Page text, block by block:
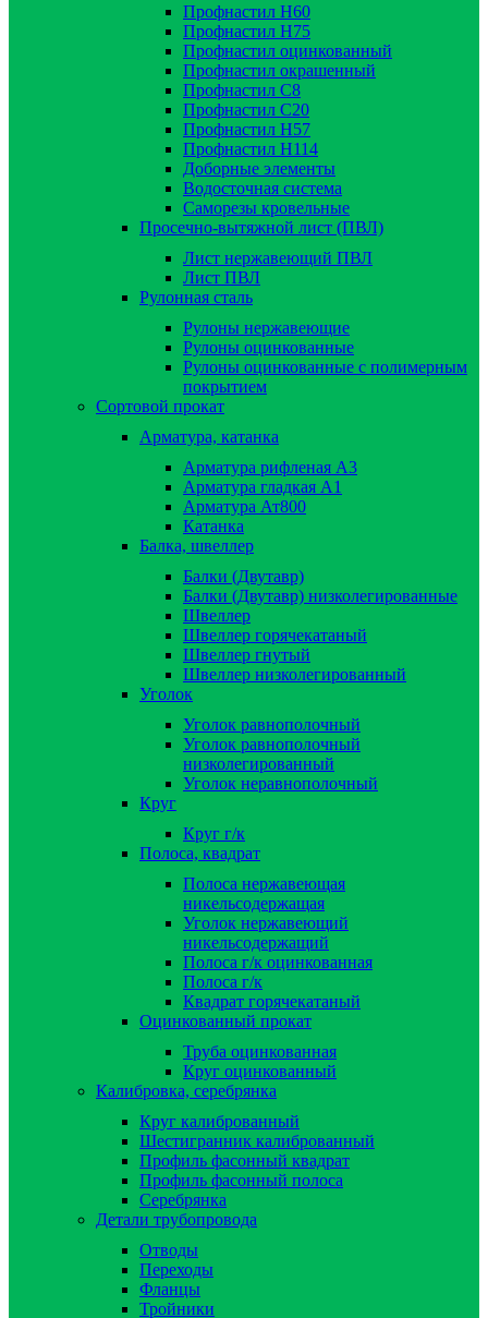
Профнастил Н60
Профнастил Н75
Профнастил оцинкованный
Профнастил окрашенный
Профнастил С8
Профнастил С20
Профнастил Н57
Профнастил Н114
Доборные элементы
Водосточная система
Саморезы кровельные
Просечно-вытяжной лист (ПВЛ)
Лист нержавеющий ПВЛ
Лист ПВЛ
Рулонная сталь
Рулоны нержавеющие
Рулоны оцинкованные
Рулоны оцинкованные с полимерным
покрытием
Сортовой прокат
Арматура, катанка
Арматура рифленая А3
Арматура гладкая А1
Арматура Ат800
Катанка
Балка, швеллер
Балки (Двутавр)
Балки (Двутавр) низколегированные
Швеллер
Швеллер горячекатаный
Швеллер гнутый
Швеллер низколегированный
Уголок
Уголок равнополочный
Уголок равнополочный
низколегированный
Уголок неравнополочный
Круг
Круг г/к
Полоса, квадрат
Полоса нержавеющая
никельсодержащая
Уголок нержавеющий
никельсодержащий
Полоса г/к оцинкованная
Полоса г/к
Квадрат горячекатаный
Оцинкованный прокат
Труба оцинкованная
Круг оцинкованный
Калибровка, серебрянка
Круг калиброванный
Шестигранник калиброванный
Профиль фасонный квадрат
Профиль фасонный полоса
Серебрянка
Детали трубопровода
Отводы
Переходы
Фланцы
Тройники